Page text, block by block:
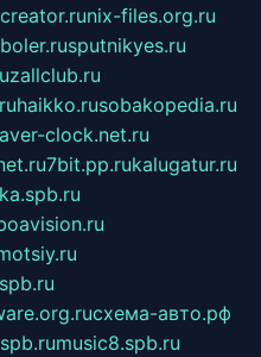
nix-files.org.ru
sputnikyes.ru
zallclub.ru
haikko.rusobakopedia.ru
clock.net.ru
7bit.pp.rukalugatur.ru
схема-авто.рф
music8.spb.ru